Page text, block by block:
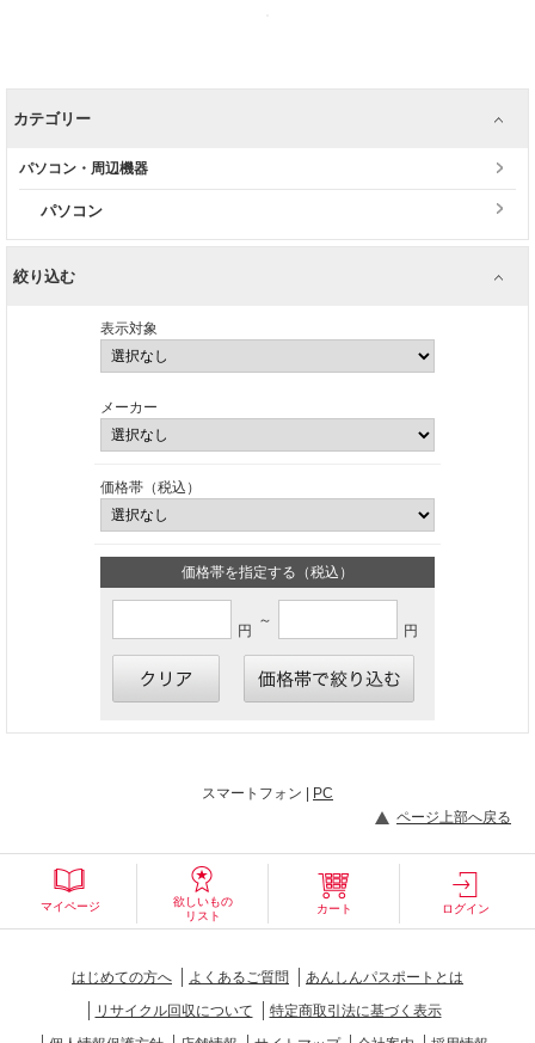
カテゴリー
パソコン・周辺機器
パソコン
絞り込む
表示対象
メーカー
価格帯（税込）
価格帯を指定する（税込）
円
～
円
スマートフォン |
PC
ページ上部へ戻る
マイページ
欲しいもの
リスト
カート ログイン
はじめての方へ よくあるご質問
あんしんパスポートとは
リサイクル回収について
特定商取引法に基づく表示